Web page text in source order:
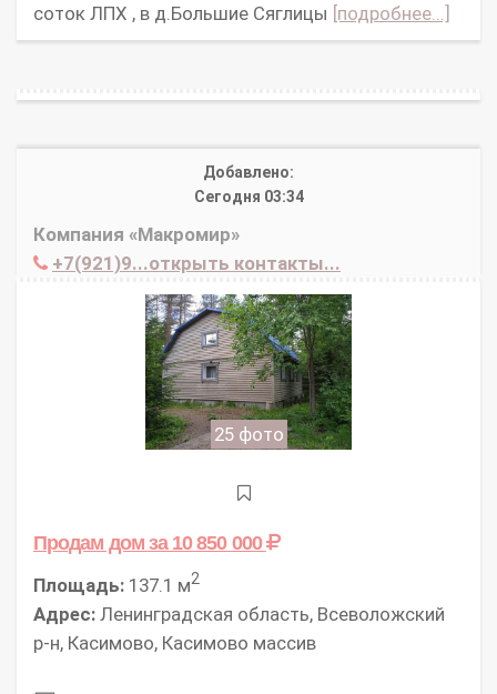
соток ЛПХ , в д.Большие Сяглицы [подробнее...]
Добавлено:
Сегодня 03:34
Компания «Макромир»
+7(921)9...открыть контакты...
25 фото
Продам домза 10 850 000
Площадь: 137.1 м2
Адрес: Ленинградская область, Всеволожский
р-н, Касимово, Касимово массив